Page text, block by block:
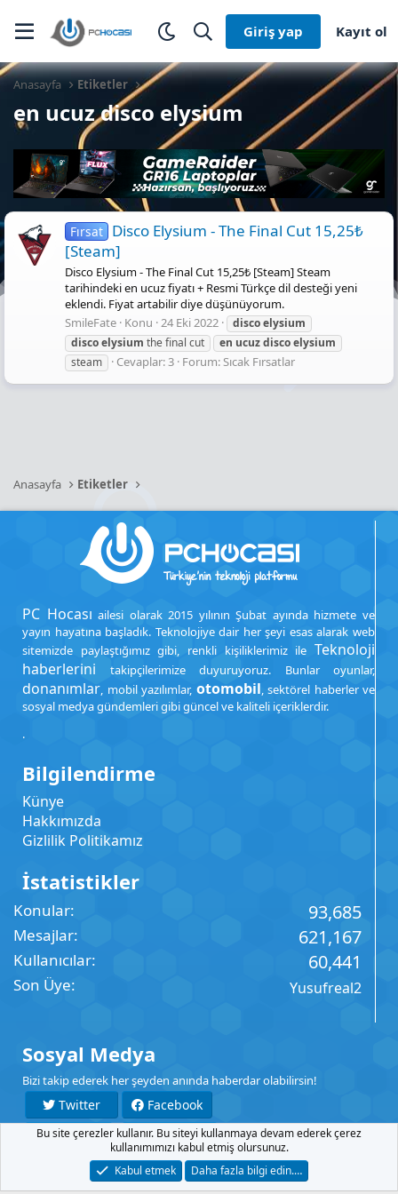
Giriş yap Kayıt ol
Anasayfa Etiketler
en ucuz disco elysium
Fırsat Disco Elysium - The Final Cut 15,25₺
[Steam]
Disco Elysium - The Final Cut 15,25₺ [Steam] Steam
tarihindeki en ucuz fiyatı + Resmi Türkçe dil desteği yeni
eklendi. Fiyat artabilir diye düşünüyorum.
SmileFate Konu 24 Eki 2022 discoelysium
discoelysium the final cut en ucuzdiscoelysium
steam
Cevaplar: 3 Forum:Sıcak Fırsatlar
Anasayfa Etiketler
PC Hocası ailesi olarak 2015 yılının Şubat ayında hizmete ve
yayın hayatına başladık. Teknolojiye dair her şeyi esas alarak web
sitemizde paylaştığımız gibi, renkli kişiliklerimiz ile Teknoloji
haberlerini takipçilerimize duyuruyoruz. Bunlar oyunlar,
donanımlar, mobil yazılımlar, otomobil, sektörel haberler ve
sosyal medya gündemleri gibi güncel ve kaliteli içeriklerdir.
.
Bilgilendirme
Künye
Hakkımızda
Gizlilik Politikamız
İstatistikler
Konular 93,685
Mesajlar 621,167
Kullanıcılar 60,441
Son Üye Yusufreal2
Sosyal Medya
Bizi takip ederek her şeyden anında haberdar olabilirsin!
Twitter
Facebook
YouTube
Instagram
Şartlar Gizlilik Yardım Anasayfa
R
Bu site çerezler kullanır. Bu siteyi kullanmaya devam ederek çerez
kullanımımızı kabul etmiş olursunuz.
Kabul etmek
Daha fazla bilgi edin.…